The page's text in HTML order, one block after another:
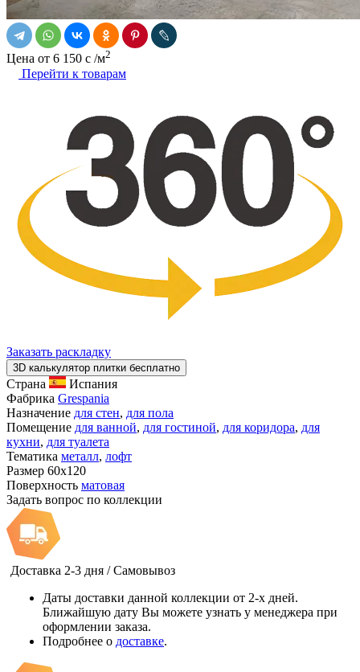
Цена от 6 150 c /м2
Перейти к товарам
Заказать раскладку
3D калькулятор плитки бесплатно
Страна
Испания
Фабрика Grespania
Назначение для стен, для пола
Помещение для ванной, для гостиной, для коридора, для
кухни, для туалета
Тематика металл, лофт
Размер 60x120
Поверхность матовая
Задать вопрос по коллекции
Доставка 2-3 дня / Самовывоз
Даты доставки данной коллекции от 2-х дней.
Ближайшую дату Вы можете узнать у менеджера при
оформлении заказа.
Подробнее о доставке.